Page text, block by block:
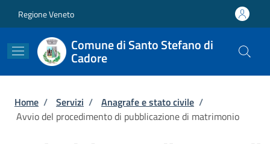
Regione Veneto
Comune di Santo Stefano di
Cadore
Briciole di pane
Home / Servizi / Anagrafe e stato civile /
Avvio del procedimento di pubblicazione di matrimonio